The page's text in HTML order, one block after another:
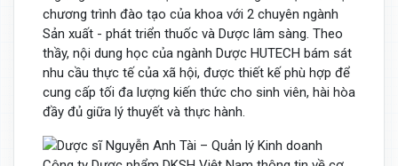
chương trình đào tạo của khoa với 2 chuyên ngành
Sản xuất - phát triển thuốc và Dược lâm sàng. Theo
thầy, nội dung học của ngành Dược HUTECH bám sát
nhu cầu thực tế của xã hội, được thiết kế phù hợp để
cung cấp tối đa lượng kiến thức cho sinh viên, hài hòa
đầy đủ giữa lý thuyết và thực hành.